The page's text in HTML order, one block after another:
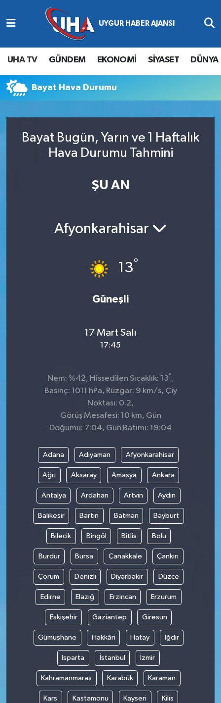
UHA TV GÜNDEM EKONOMİ SİYASET DÜNYA
Bayat Hava Durumu
Bayat Bugün, Yarın ve 1 Haftalık
Hava Durumu Tahmini
ŞU AN
Afyonkarahisar
13°
Güneşli
17 Mart Salı
17:45
Nem: %42, Hissedilen Sıcaklık: 13° ,
Basınç: 1011 hPa, Rüzgar: 9 km/s, Çiy
Noktası: 0.2,
Görüş Mesafesi: 10 km, Gün
Doğumu: 7:04, Gün Batımı: 19:04
Adana Adıyaman Afyonkarahisar
Ağrı Aksaray Amasya Ankara
Antalya Ardahan Artvin Aydın
Balıkesir Bartın Batman Bayburt
Bilecik Bingöl Bitlis Bolu
Burdur Bursa Çanakkale Çankırı
Çorum Denizli Diyarbakır Düzce
Edirne Elazığ Erzincan Erzurum
Eskişehir Gaziantep Giresun
Gümüşhane Hakkâri Hatay Iğdır
Isparta İstanbul İzmir
Kahramanmaraş Karabük Karaman
Kars Kastamonu Kayseri Kilis
Abone Ol
Gündem
Ekonomi
Siyaset
Nöbetçi Eczaneler
Hava Durumu
Namaz Vakitleri
Süper Lig Puan Durumu ve Fikstür
Son Dakika Haberleri